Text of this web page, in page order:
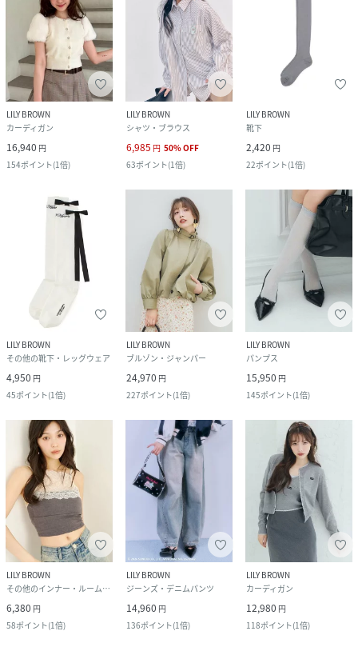
LILY BROWN
カーディガン
16,940 円
154ポイント(1倍)
LILY BROWN
シャツ・ブラウス
6,985 円 50%OFF
63ポイント(1倍)
LILY BROWN
靴下
2,420 円
22ポイント(1倍)
LILY BROWN
その他の靴下・レッグウェア
4,950 円
45ポイント(1倍)
LILY BROWN
ブルゾン・ジャンパー
24,970 円
227ポイント(1倍)
LILY BROWN
パンプス
15,950 円
145ポイント(1倍)
LILY BROWN
その他のインナー・ルームウェア
6,380 円
58ポイント(1倍)
LILY BROWN
ジーンズ・デニムパンツ
14,960 円
136ポイント(1倍)
LILY BROWN
カーディガン
12,980 円
118ポイント(1倍)